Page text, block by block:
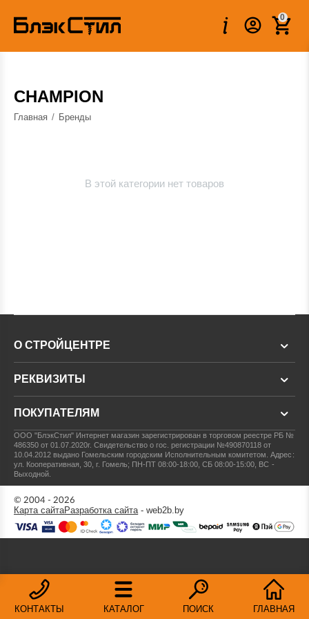
0
CHAMPION
Главная / Бренды
В этой категории нет товаров
КОНТАКТЫ КАТАЛОГ ПОИСК ГЛАВНАЯ
О СТРОЙЦЕНТРЕ
РЕКВИЗИТЫ
ПОКУПАТЕЛЯМ
ООО "БлэкСтил" Интернет магазин зарегистрирован в торговом реестре РБ №
486350 от 01.07.2020г.Свидетельство о гос. регистрации №490870118 от
10.04.2012 выдано Гомельским городским Исполнительным комитетом.Адрес:
ул. Кооперативная, 30, г. Гомель; ПН-ПТ 08:00-18:00, СБ 08:00-15:00, ВС -
Выходной.
© 2004 - 2026
Карта сайтаРазработка сайта- web2b.by